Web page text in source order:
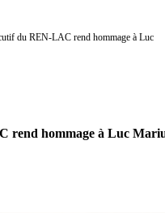
du REN-LAC rend hommage à Luc
rend hommage à Luc